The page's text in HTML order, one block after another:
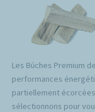
Les Bûches Premium
performances
partiellement
sélectionnons pour